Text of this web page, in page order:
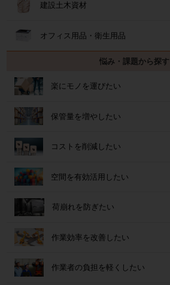
建設土木資材
オフィス用品・衛生用品
悩み・課題から探す
楽にモノを運びたい
保管量を増やしたい
コストを削減したい
空間を有効活用したい
荷崩れを防ぎたい
作業効率を改善したい
作業者の負担を軽くしたい